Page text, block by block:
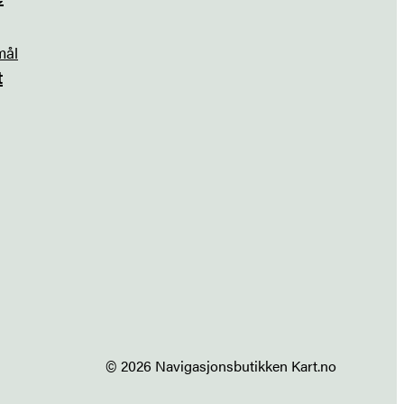
© 2026 Navigasjonsbutikken Kart.no